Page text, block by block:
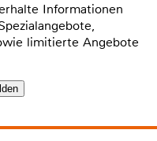
Informationen
limitierte Angebote